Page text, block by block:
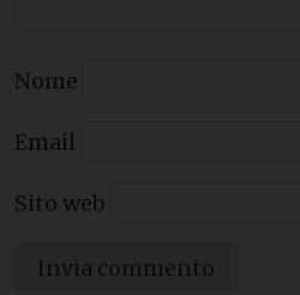
Nome
Email
Sito web